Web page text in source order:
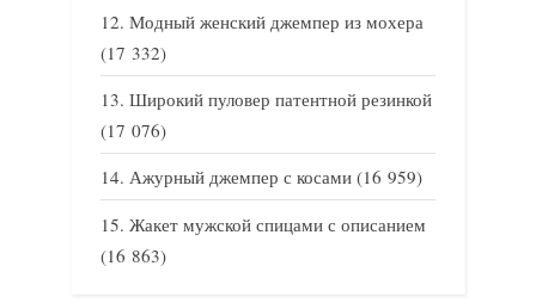
Модный женский джемпер из мохера
(17 332)
Широкий пуловер патентной резинкой
(17 076)
Ажурный джемпер с косами (16 959)
Жакет мужской спицами с описанием
(16 863)